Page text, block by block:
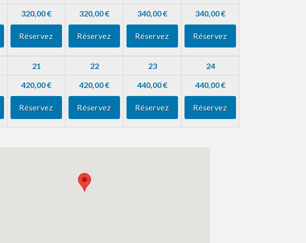
320,00 €
Réservez
320,00 €
Réservez
340,00 €
Réservez
340,00 €
Réservez
21 22 23 24
420,00 €
Réservez
420,00 €
Réservez
440,00 €
Réservez
440,00 €
Réservez